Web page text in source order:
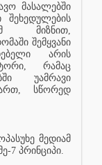
მასალებში
შეხედულების
მიზნით,
შემყვანი
არის
რამაც
უამრავი
სწორედ
მედიამ
7 პრინციპი.